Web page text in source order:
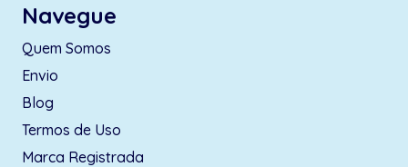
Navegue
Quem Somos
Envio
Blog
Termos de Uso
Marca Registrada